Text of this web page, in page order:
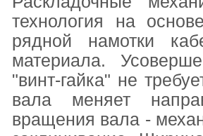
технология на
рядной намотки
материала.
"винт-гайка" не
вала меняет
вращения вала -